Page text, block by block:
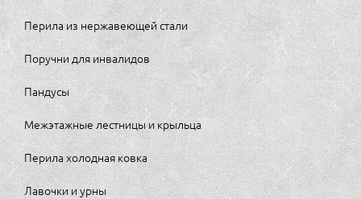
Перила из нержавеющей стали
Поручни для инвалидов
Пандусы
Межэтажные лестницы и крыльца
Перила холодная ковка
Лавочки и урны